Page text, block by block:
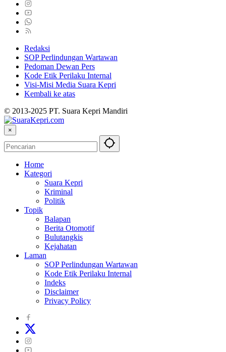
Redaksi
SOP Perlindungan Wartawan
Pedoman Dewan Pers
Kode Etik Perilaku Internal
Visi-Misi Media Suara Kepri
Kembali ke atas
© 2013-2025 PT. Suara Kepri Mandiri
×
Home
Kategori
Suara Kepri
Kriminal
Politik
Topik
Balapan
Berita Otomotif
Bulutangkis
Kejahatan
Laman
SOP Perlindungan Wartawan
Kode Etik Perilaku Internal
Indeks
Disclaimer
Privacy Policy